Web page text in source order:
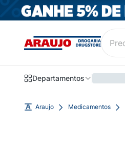
Departamentos
Araujo Medicamentos